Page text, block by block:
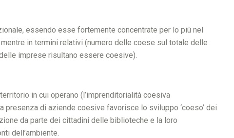
essendo esse fortemente concentrate per lo più nel
in termini relativi (numero delle coese sul totale delle
imprese risultano essere coesive).
in cui operano (l’imprenditorialità coesiva
di aziende coesive favorisce lo sviluppo ‘coeso’ dei
da parte dei cittadini delle biblioteche e la loro
dell’ambiente.